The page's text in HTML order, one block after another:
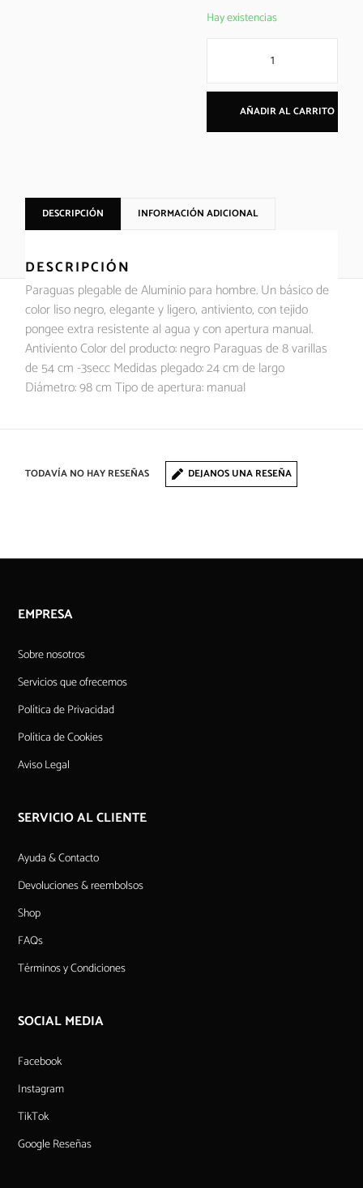
Hay existencias
AÑADIR AL CARRITO
DESCRIPCIÓN INFORMACIÓN ADICIONAL
DESCRIPCIÓN
Paraguas plegable de Aluminio para hombre. Un básico de
color liso negro, elegante y ligero, antiviento, con tejido
pongee extra resistente al agua y con apertura manual.
Antiviento Color del producto: negro Paraguas de 8 varillas
de 54 cm -3secc Medidas plegado: 24 cm de largo
Diámetro: 98 cm Tipo de apertura: manual
TODAVÍA NO HAY RESEÑAS DEJANOS UNA RESEÑA
EMPRESA
Sobre nosotros
Servicios que ofrecemos
Política de Privacidad
Política de Cookies
Aviso Legal
SERVICIO AL CLIENTE
Ayuda & Contacto
Devoluciones & reembolsos
Shop
FAQs
Términos y Condiciones
SOCIAL MEDIA
Facebook
Instagram
TikTok
Google Reseñas